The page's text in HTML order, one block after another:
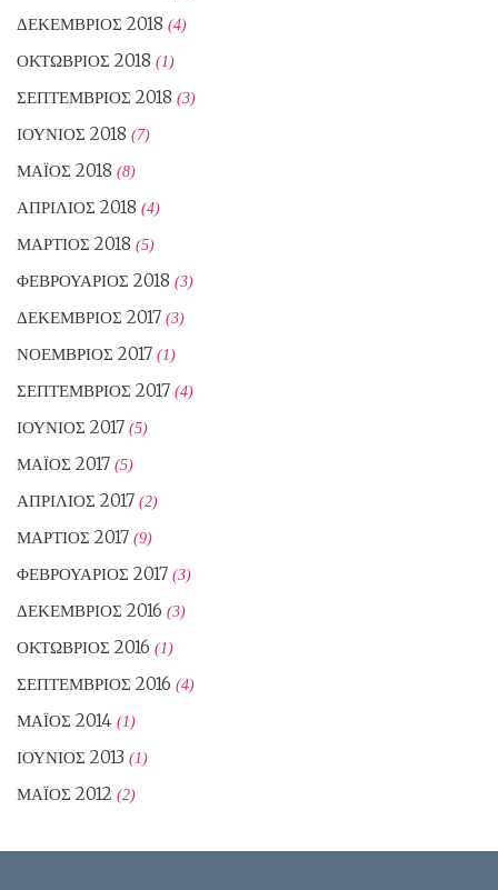
ΔΕΚΈΜΒΡΙΟΣ 2018 (4)
ΟΚΤΏΒΡΙΟΣ 2018 (1)
ΣΕΠΤΈΜΒΡΙΟΣ 2018 (3)
ΙΟΎΝΙΟΣ 2018 (7)
ΜΆΙΟΣ 2018 (8)
ΑΠΡΊΛΙΟΣ 2018 (4)
ΜΆΡΤΙΟΣ 2018 (5)
ΦΕΒΡΟΥΆΡΙΟΣ 2018 (3)
ΔΕΚΈΜΒΡΙΟΣ 2017 (3)
ΝΟΈΜΒΡΙΟΣ 2017 (1)
ΣΕΠΤΈΜΒΡΙΟΣ 2017 (4)
ΙΟΎΝΙΟΣ 2017 (5)
ΜΆΙΟΣ 2017 (5)
ΑΠΡΊΛΙΟΣ 2017 (2)
ΜΆΡΤΙΟΣ 2017 (9)
ΦΕΒΡΟΥΆΡΙΟΣ 2017 (3)
ΔΕΚΈΜΒΡΙΟΣ 2016 (3)
ΟΚΤΏΒΡΙΟΣ 2016 (1)
ΣΕΠΤΈΜΒΡΙΟΣ 2016 (4)
ΜΆΙΟΣ 2014 (1)
ΙΟΎΝΙΟΣ 2013 (1)
ΜΆΙΟΣ 2012 (2)